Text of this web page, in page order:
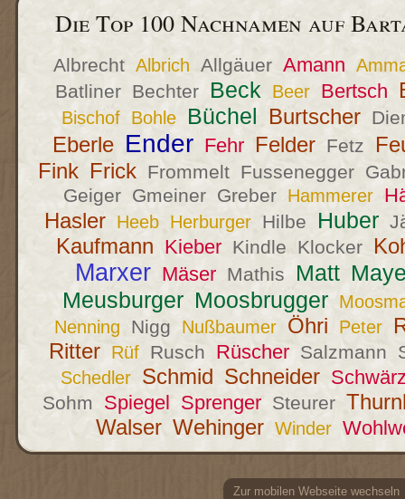
Die Top 100 Nachnamen auf
Albrecht Albrich Allgäuer Amann
Batliner Bechter Beck Beer Bertsch
Bischof Bohle Büchel Burtscher
Eberle Ender Fehr Felder Fetz
Fink Frick Frommelt Fussenegger
Geiger Gmeiner Greber Hammerer
Hasler Heeb Herburger Hilbe Huber
Kaufmann Kieber Kindle Klocker
Marxer Mäser Mathis Matt
Meusburger Moosbrugger
Nenning
Nigg Nußbaumer Öhri Peter
Ritter
Rüf Rusch Rüscher Salzmann
Schedler Schmid Schneider
Sohm Spiegel Sprenger Steurer
Walser Wehinger Winder
Zur mobilen Webseite wechseln